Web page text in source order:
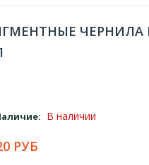
ЧЕРНИЛА
В наличии
РУБ